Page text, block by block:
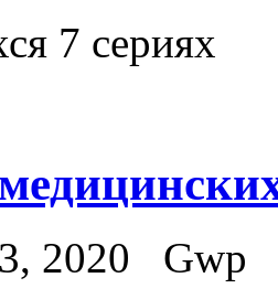
7 сериях
2020
Gwp